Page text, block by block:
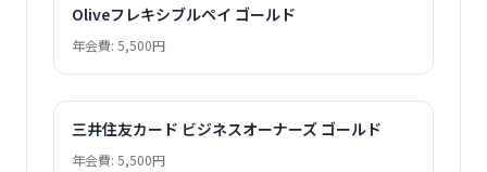
Oliveフレキシブルペイ ゴールド
年会費: 5,500円
三井住友カード ビジネスオーナーズ ゴールド
年会費: 5,500円